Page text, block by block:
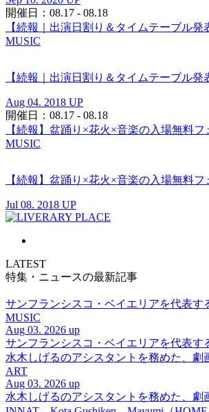
開催日：08.17 - 08.18
【続報｜出演日割り＆タイムテーブル
MUSIC
【続報｜出演日割り＆タイムテーブル
Aug 04. 2018 UP
開催日：08.17 - 08.18
【続報】盆踊り×花火×音楽の入場無料
MUSIC
【続報】盆踊り×花火×音楽の入場無料
Jul 08. 2018 UP
LATEST
特集・ニュースの最新記事
サンフランシスコ・ベイエリアを代表す
MUSIC
Aug 03. 2026 up
サンフランシスコ・ベイエリアを代表す
水木しげるのアシスタントを務めた、
ART
Aug 03. 2026 up
水木しげるのアシスタントを務めた、